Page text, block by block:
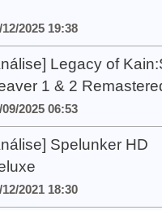
12/2025 19:38
Legacy of
1 & 2
09/2025 06:53
Spelunker HD
12/2021 18:30